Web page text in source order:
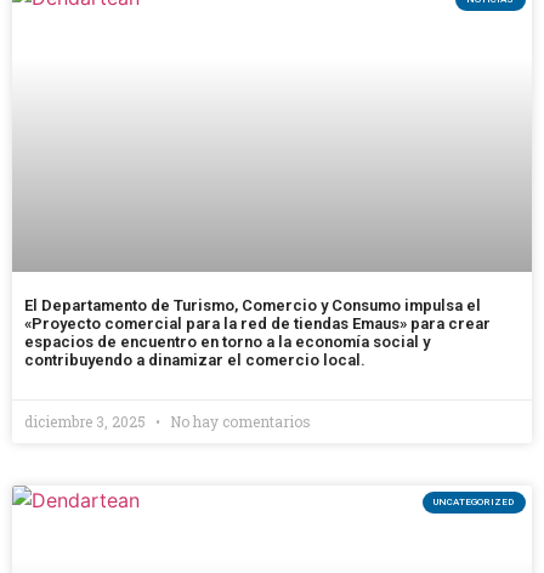
El Departamento de Turismo, Comercio y Consumo impulsa el
«Proyecto comercial para la red de tiendas Emaus» para crear
espacios de encuentro en torno a la economía social y
contribuyendo a dinamizar el comercio local.
diciembre 3, 2025 No hay comentarios
UNCATEGORIZED